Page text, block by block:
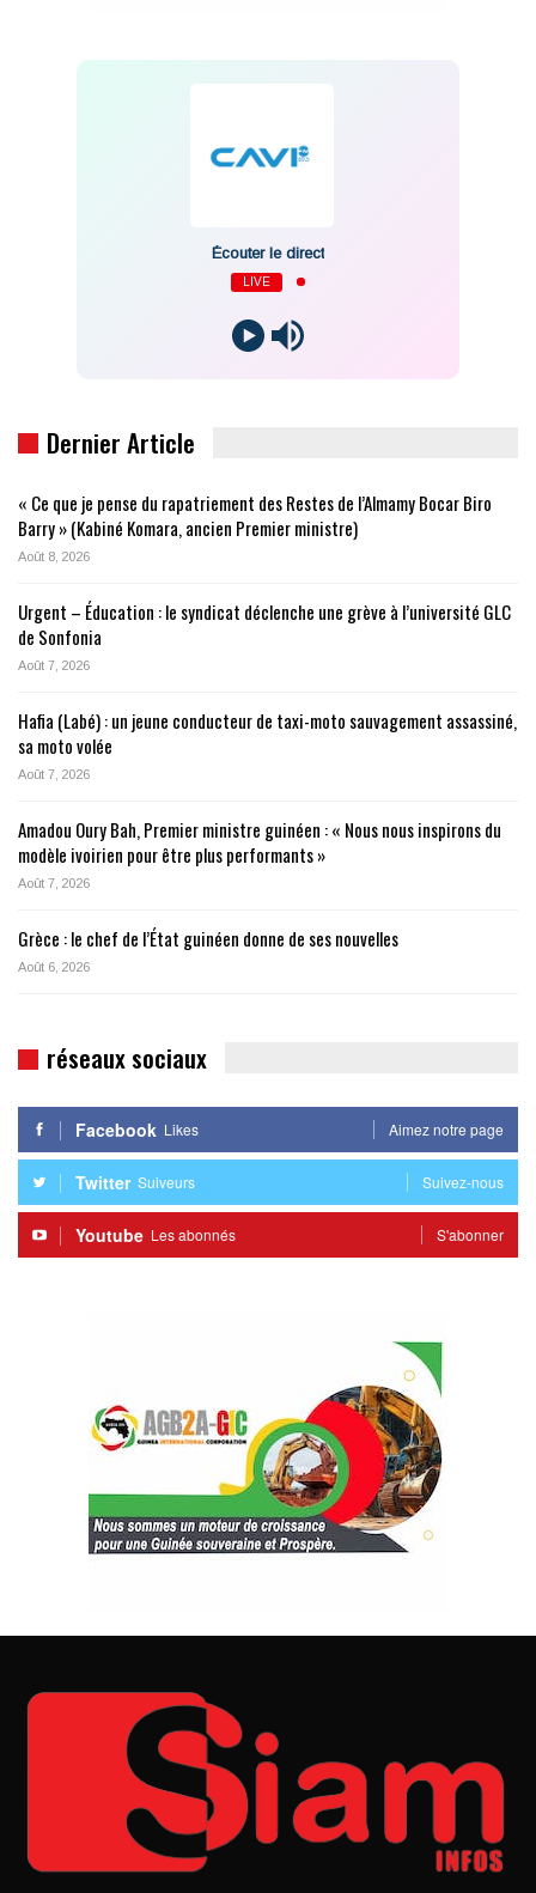
Écouter le direct
LIVE
Dernier Article
« Ce que je pense du rapatriement des Restes de l’Almamy Bocar Biro
Barry » (Kabiné Komara, ancien Premier ministre)
Août 8, 2026
Urgent – Éducation : le syndicat déclenche une grève à l’université GLC
de Sonfonia
Août 7, 2026
Hafia (Labé) : un jeune conducteur de taxi-moto sauvagement assassiné,
sa moto volée
Août 7, 2026
Amadou Oury Bah, Premier ministre guinéen : « Nous nous inspirons du
modèle ivoirien pour être plus performants »
Août 7, 2026
Grèce : le chef de l’État guinéen donne de ses nouvelles
Août 6, 2026
réseaux sociaux
Facebook Likes Aimez notre page
Twitter Suiveurs Suivez-nous
Youtube Les abonnés S'abonner